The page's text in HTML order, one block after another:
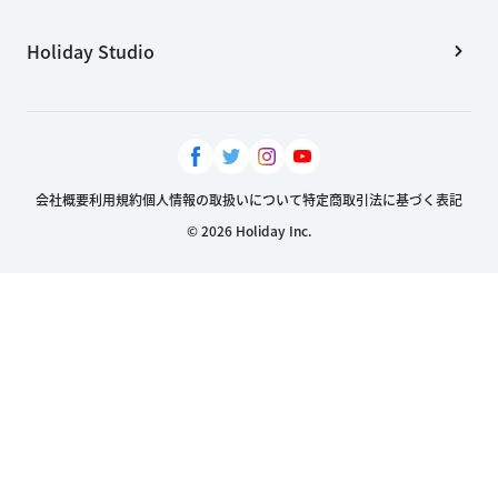
Holiday Studio
会社概要利用規約個人情報の取扱いについて特定商取引法に基づく表記
© 2026 Holiday Inc.